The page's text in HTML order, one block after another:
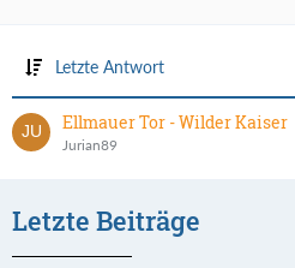
Letzte Antwort
Ellmauer Tor - Wilder Kaiser
Jurian89
Letzte Beiträge